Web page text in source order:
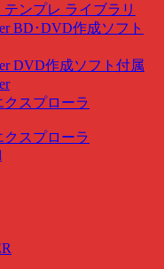
ンプレ ライブラリ
BD･DVD作成ソフト
DVD作成ソフト付属
クスプローラ
クスプローラ